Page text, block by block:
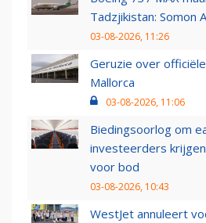
Tadzjikistan: Somon
03-08-2026, 11:26
Geruzie over
Mallorca
03-08-2026, 11:06
Biedingsoorlog om
investeerders
voor bod
03-08-2026, 10:43
WestJet annuleert